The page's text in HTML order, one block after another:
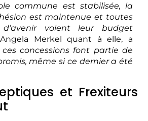
commune est stabilisée, la
est maintenue et toutes
voient leur budget
Angela Merkel quant à elle, a
ces concessions font partie de
même si ce dernier a été
et Frexiteurs